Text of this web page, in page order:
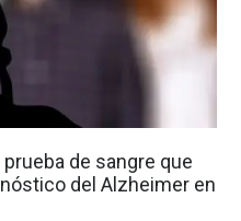
prueba de sangre que
del Alzheimer en